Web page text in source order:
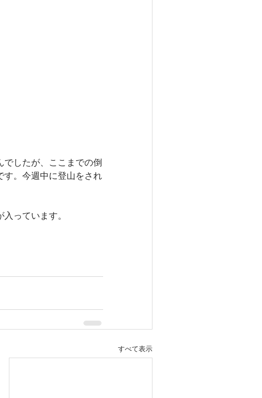
でしたが、ここまでの倒
す。今週中に登山をされ
っています。
すべて表示